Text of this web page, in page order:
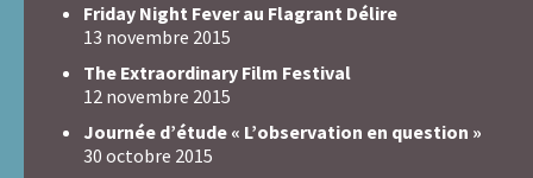
Friday Night Fever au Flagrant Délire
13 novembre 2015
The Extraordinary Film Festival
12 novembre 2015
Journée d’étude « L’observation en question »
30 octobre 2015